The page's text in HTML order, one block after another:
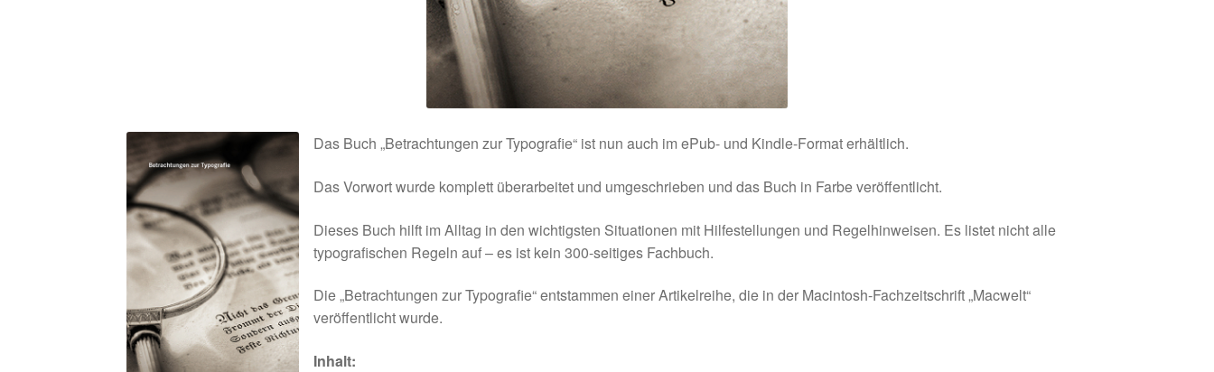
Das Buch „Betrachtungen zur Typografie“ ist nun auch im ePub- und Kindle-Format erhältlich.
Das Vorwort wurde komplett überarbeitet und umgeschrieben und das Buch in Farbe veröffentlicht.
Dieses Buch hilft im Alltag in den wichtigsten Situationen mit Hilfestellungen und Regelhinweisen. Es listet nicht alle
typografischen Regeln auf – es ist kein 300-seitiges Fachbuch.
Die „Betrachtungen zur Typografie“ entstammen einer Artikelreihe, die in der Macintosh-Fachzeitschrift „Macwelt“
veröffentlicht wurde.
Inhalt: